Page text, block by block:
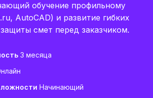
обучение профильному
AutoCAD) и развитие гибких
смет перед заказчиком.
3 месяца
Начинающий